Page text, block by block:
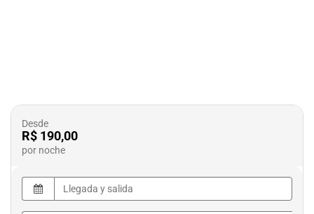
Desde
R$ 190,00
por noche